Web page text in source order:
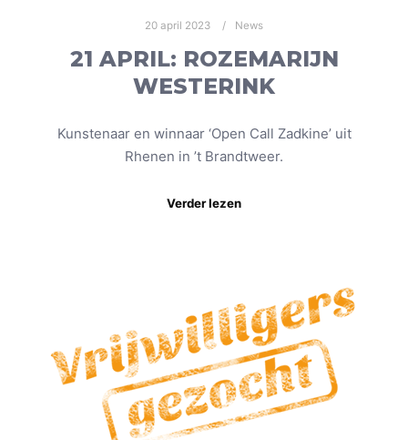
20 april 2023 News
21 APRIL: ROZEMARIJN
WESTERINK
Kunstenaar en winnaar ‘Open Call Zadkine’ uit
Rhenen in ’t Brandtweer.
Verder lezen